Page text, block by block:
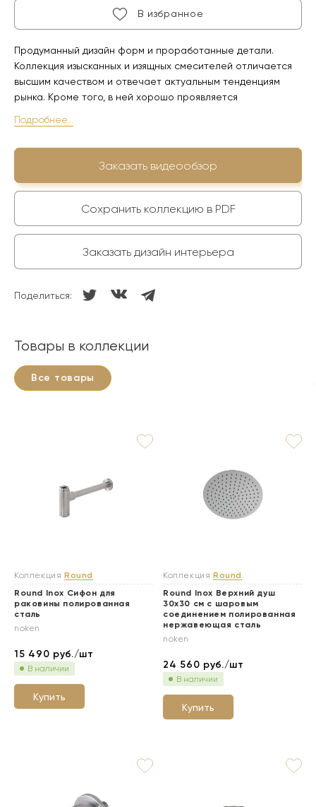
В избранное
Продуманный дизайн форм и проработанные детали.
Коллекция изысканных и изящных смесителей отличается
высшим качеством и отвечает актуальным тенденциям
рынка. Кроме того, в ней хорошо проявляется
выступает компания Noken Porcelanosa Bathrooms.
Подробнее...
Заказать видеообзор
Сохранить коллекцию в PDF
Заказать дизайн интерьера
Поделиться:
Товары в коллекции
Все товары
Коллекция Round
Round Inox Cифон для
раковины полированная
сталь
noken
15 490 руб./шт
В наличии
Купить
Коллекция Round
Round Inox Верхний душ
30х30 см с шаровым
соединением полированная
нержавеющая сталь
noken
24 560 руб./шт
В наличии
Купить